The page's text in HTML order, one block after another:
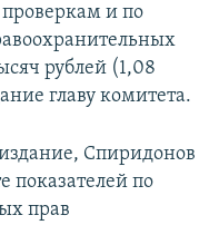
и по
рублей (1,08
главу комитета.
Спиридонов
показателей по
прав